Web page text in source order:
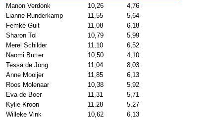
Manon Verdonk
10,26
4,76
Lianne Runderkamp
11,55
5,64
Femke Guit
11,08
6,18
Sharon Tol
10,79
5,99
Merel Schilder
11,10
6,52
Naomi Butter
10,50
4,10
Tessa de Jong
11,04
8,03
Anne Mooijer
11,85
6,13
Roos Molenaar
10,38
5,92
Eva de Boer
11,31
5,71
Kylie Kroon
11,28
5,27
Willeke Vink
10,62
6,13